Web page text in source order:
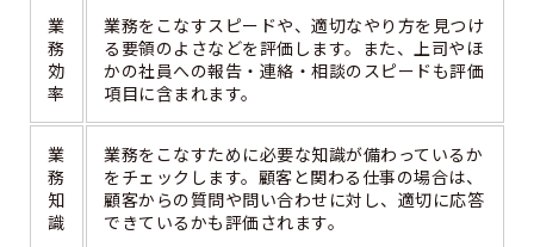
業
務
効
率
業務をこなすスピードや、適切なやり方を見つけ
る要領のよさなどを評価します。また、上司やほ
かの社員への報告・連絡・相談のスピードも評価
項目に含まれます。
業
務
知
識
業務をこなすために必要な知識が備わっているか
をチェックします。顧客と関わる仕事の場合は、
顧客からの質問や問い合わせに対し、適切に応答
できているかも評価されます。